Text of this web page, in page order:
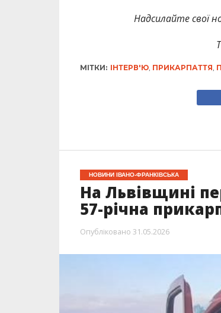
Надсилайте свої
МІТКИ: ІНТЕРВ'Ю, ПРИКАРПАТТЯ,
НОВИНИ ІВАНО-ФРАНКІВСЬКА
На Львівщині
57-річна
Опубліковано 31.05.2026